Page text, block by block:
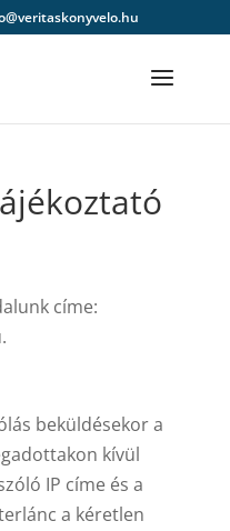
címe:
beküldésekor a
kívül
IP címe és a
a kéretlen